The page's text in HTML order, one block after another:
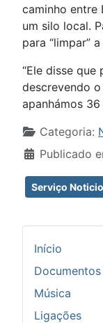
caminho entre
um silo local.
para “limpar”
“Ele disse que
descrevendo
apanhámos
Detalhes
Categoria:
Publicado
Serviço
Início
Música
Ligações